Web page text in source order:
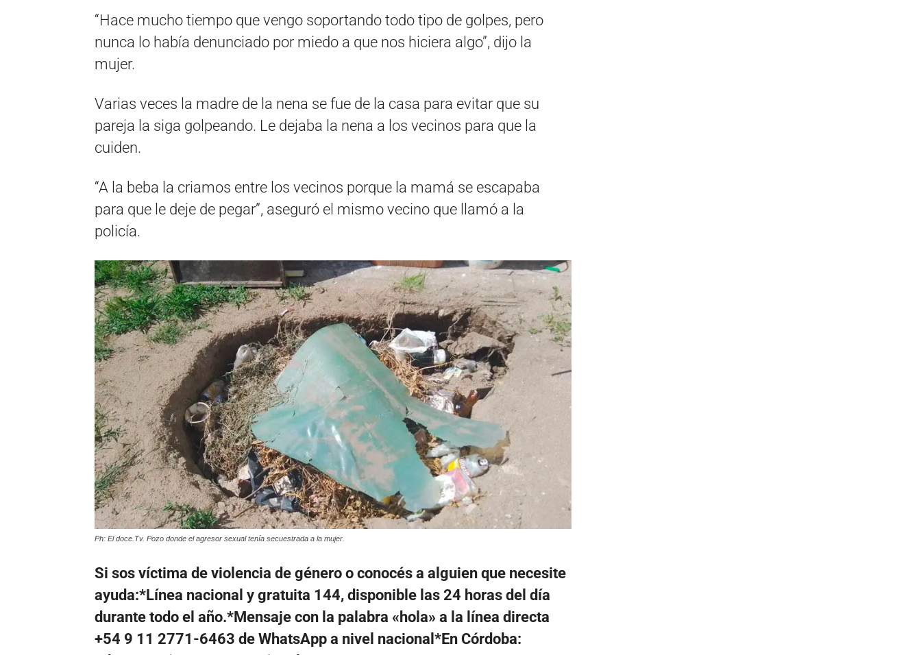
“Hace mucho tiempo que vengo soportando todo tipo de golpes, pero
nunca lo había denunciado por miedo a que nos hiciera algo”, dijo la
mujer.
Varias veces la madre de la nena se fue de la casa para evitar que su
pareja la siga golpeando. Le dejaba la nena a los vecinos para que la
cuiden.
“A la beba la criamos entre los vecinos porque la mamá se escapaba
para que le deje de pegar”, aseguró el mismo vecino que llamó a la
policía.
Ph: El doce.Tv. Pozo donde el agresor sexual tenía secuestrada a la mujer.
Si sos víctima de violencia de género o conocés a alguien que necesite
ayuda:*Línea nacional y gratuita 144, disponible las 24 horas del día
durante todo el año.*Mensaje con la palabra «hola» a la línea directa
+54 9 11 2771-6463 de WhatsApp a nivel nacional*En Córdoba: